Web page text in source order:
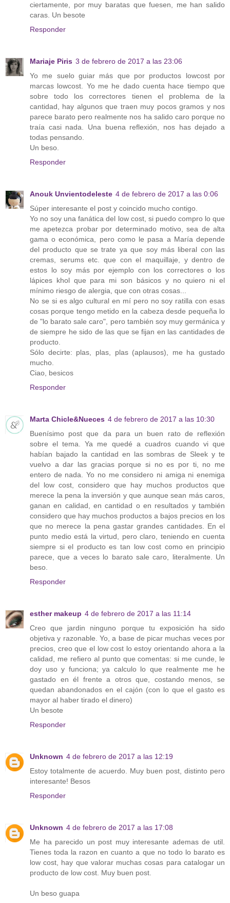
ciertamente, por muy baratas que fuesen, me han salido
caras. Un besote
Responder
Mariaje Piris 3 de febrero de 2017 a las 23:06
Yo me suelo guiar más que por productos lowcost por
marcas lowcost. Yo me he dado cuenta hace tiempo que
sobre todo los correctores tienen el problema de la
cantidad, hay algunos que traen muy pocos gramos y nos
parece barato pero realmente nos ha salido caro porque no
traía casi nada. Una buena reflexión, nos has dejado a
todas pensando.
Un beso.
Responder
Anouk Unvientodeleste 4 de febrero de 2017 a las 0:06
Súper interesante el post y coincido mucho contigo.
Yo no soy una fanática del low cost, si puedo compro lo que
me apetezca probar por determinado motivo, sea de alta
gama o económica, pero como le pasa a María depende
del producto que se trate ya que soy más liberal con las
cremas, serums etc. que con el maquillaje, y dentro de
estos lo soy más por ejemplo con los correctores o los
lápices khol que para mi son básicos y no quiero ni el
mínimo riesgo de alergia, que con otras cosas...
No se si es algo cultural en mí pero no soy ratilla con esas
cosas porque tengo metido en la cabeza desde pequeña lo
de "lo barato sale caro", pero también soy muy germánica y
de siempre he sido de las que se fijan en las cantidades de
producto.
Sólo decirte: plas, plas, plas (aplausos), me ha gustado
mucho.
Ciao, besicos
Responder
Marta Chicle&Nueces 4 de febrero de 2017 a las 10:30
Buenísimo post que da para un buen rato de reflexión
sobre el tema. Ya me quedé a cuadros cuando vi que
habían bajado la cantidad en las sombras de Sleek y te
vuelvo a dar las gracias porque si no es por ti, no me
entero de nada. Yo no me considero ni amiga ni enemiga
del low cost, considero que hay muchos productos que
merece la pena la inversión y que aunque sean más caros,
ganan en calidad, en cantidad o en resultados y también
considero que hay muchos productos a bajos precios en los
que no merece la pena gastar grandes cantidades. En el
punto medio está la virtud, pero claro, teniendo en cuenta
siempre si el producto es tan low cost como en principio
parece, que a veces lo barato sale caro, literalmente. Un
beso.
Responder
esther makeup 4 de febrero de 2017 a las 11:14
Creo que jardin ninguno porque tu exposición ha sido
objetiva y razonable. Yo, a base de picar muchas veces por
precios, creo que el low cost lo estoy orientando ahora a la
calidad, me refiero al punto que comentas: si me cunde, le
doy uso y funciona; ya calculo lo que realmente me he
gastado en él frente a otros que, costando menos, se
quedan abandonados en el cajón (con lo que el gasto es
mayor al haber tirado el dinero)
Un besote
Responder
Unknown 4 de febrero de 2017 a las 12:19
Estoy totalmente de acuerdo. Muy buen post, distinto pero
interesante! Besos
Responder
Unknown 4 de febrero de 2017 a las 17:08
Me ha parecido un post muy interesante ademas de util.
Tienes toda la razon en cuanto a que no todo lo barato es
low cost, hay que valorar muchas cosas para catalogar un
producto de low cost. Muy buen post.
Un beso guapa